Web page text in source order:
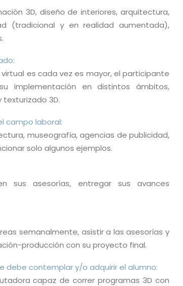
3D, diseño de interiores, arquitectura,
(tradicional y en realidad aumentada),
es cada vez es mayor, el participante
implementación en distintos ámbitos,
3D.
campo laboral:
museografía, agencias de publicidad,
solo algunos ejemplos.
asesorías, entregar sus avances
semanalmente, asistir a las asesorías y
producción con su proyecto final.
debe contemplar y/o adquirir el alumno:
capaz de correr programas 3D con